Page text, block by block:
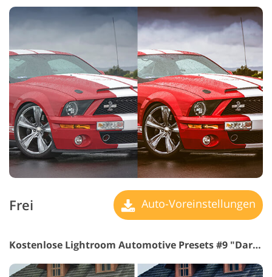
Frei Auto-Voreinstellungen
Kostenlose Lightroom Automotive Presets #9 "Dark Light"